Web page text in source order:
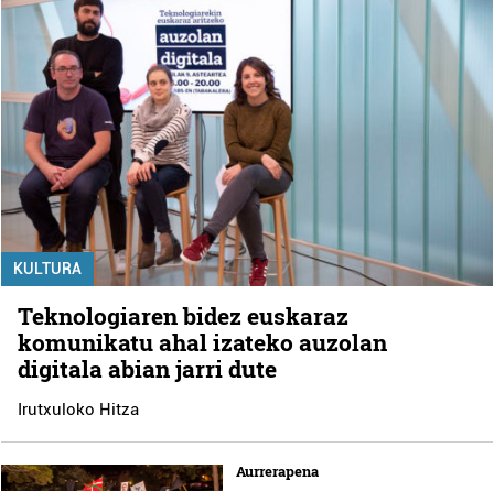
KULTURA
Teknologiaren bidez euskaraz
komunikatu ahal izateko auzolan
digitala abian jarri dute
Irutxuloko Hitza
Aurrerapena